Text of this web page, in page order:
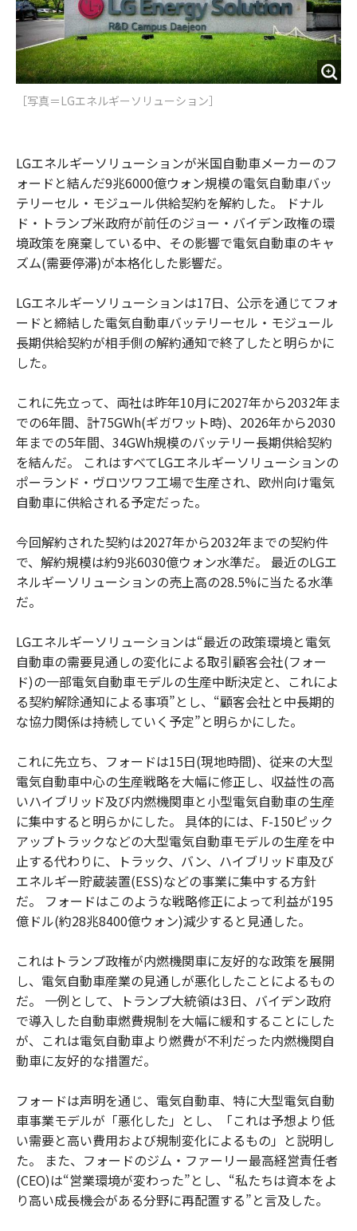
［写真＝LGエネルギーソリューション］
LGエネルギーソリューションが米国自動車メーカーのフ
ォードと結んだ9兆6000億ウォン規模の電気自動車バッ
テリーセル・モジュール供給契約を解約した。 ドナル
ド・トランプ米政府が前任のジョー・バイデン政権の環
境政策を廃棄している中、その影響で電気自動車のキャ
ズム(需要停滞)が本格化した影響だ。
LGエネルギーソリューションは17日、公示を通じてフォ
ードと締結した電気自動車バッテリーセル・モジュール
長期供給契約が相手側の解約通知で終了したと明らかに
した。
これに先立って、両社は昨年10月に2027年から2032年ま
での6年間、計75GWh(ギガワット時)、2026年から2030
年までの5年間、34GWh規模のバッテリー長期供給契約
を結んだ。 これはすべてLGエネルギーソリューションの
ポーランド・ヴロツワフ工場で生産され、欧州向け電気
自動車に供給される予定だった。
今回解約された契約は2027年から2032年までの契約件
で、解約規模は約9兆6030億ウォン水準だ。 最近のLGエ
ネルギーソリューションの売上高の28.5%に当たる水準
だ。
LGエネルギーソリューションは“最近の政策環境と電気
自動車の需要見通しの変化による取引顧客会社(フォー
ド)の一部電気自動車モデルの生産中断決定と、これによ
る契約解除通知による事項”とし、“顧客会社と中長期的
な協力関係は持続していく予定”と明らかにした。
これに先立ち、フォードは15日(現地時間)、従来の大型
電気自動車中心の生産戦略を大幅に修正し、収益性の高
いハイブリッド及び内燃機関車と小型電気自動車の生産
に集中すると明らかにした。 具体的には、F-150ピック
アップトラックなどの大型電気自動車モデルの生産を中
止する代わりに、トラック、バン、ハイブリッド車及び
エネルギー貯蔵装置(ESS)などの事業に集中する方針
だ。 フォードはこのような戦略修正によって利益が195
億ドル(約28兆8400億ウォン)減少すると見通した。
これはトランプ政権が内燃機関車に友好的な政策を展開
し、電気自動車産業の見通しが悪化したことによるもの
だ。 一例として、トランプ大統領は3日、バイデン政府
で導入した自動車燃費規制を大幅に緩和することにした
が、これは電気自動車より燃費が不利だった内燃機関自
動車に友好的な措置だ。
フォードは声明を通じ、電気自動車、特に大型電気自動
車事業モデルが「悪化した」とし、「これは予想より低
い需要と高い費用および規制変化によるもの」と説明し
た。 また、フォードのジム・ファーリー最高経営責任者
(CEO)は“営業環境が変わった”とし、“私たちは資本をよ
り高い成長機会がある分野に再配置する”と言及した。